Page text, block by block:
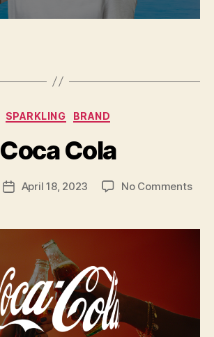
Categories
SPARKLING BRAND
Coca Cola
PostApril 18, 2023 No Commentson